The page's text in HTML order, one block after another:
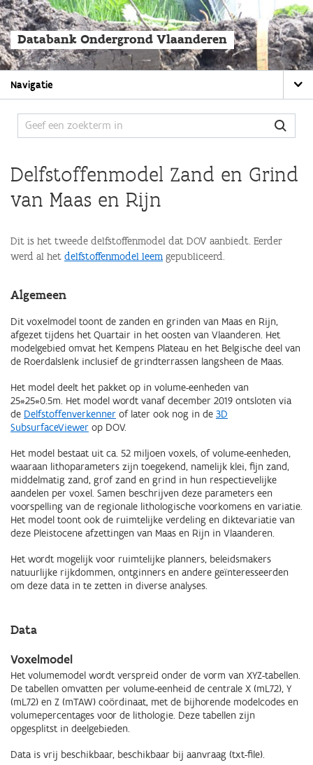
Overslaan
en
naar
de
algemene
inhoud
Databank Ondergrond Vlaanderen
Main
navigation
Navigatie
Delfstoffenmodel Zand en Grind
van Maas en Rijn
Dit is het tweede delfstoffenmodel dat DOV aanbiedt. Eerder
werd al het delfstoffenmodel leem gepubliceerd.
Algemeen
Dit voxelmodel toont de zanden en grinden van Maas en Rijn,
afgezet tijdens het Quartair in het oosten van Vlaanderen. Het
modelgebied omvat het Kempens Plateau en het Belgische deel van
de Roerdalslenk inclusief de grindterrassen langsheen de Maas.
Het model deelt het pakket op in volume-eenheden van
25*25*0.5m. Het model wordt vanaf december 2019 ontsloten via
de Delfstoffenverkenner of later ook nog in de 3D
SubsurfaceViewer op DOV.
Het model bestaat uit ca. 52 miljoen voxels, of volume-eenheden,
waaraan lithoparameters zijn toegekend, namelijk klei, fijn zand,
middelmatig zand, grof zand en grind in hun respectievelijke
aandelen per voxel. Samen beschrijven deze parameters een
voorspelling van de regionale lithologische voorkomens en variatie.
Het model toont ook de ruimtelijke verdeling en diktevariatie van
deze Pleistocene afzettingen van Maas en Rijn in Vlaanderen.
Het wordt mogelijk voor ruimtelijke planners, beleidsmakers
natuurlijke rijkdommen, ontginners en andere geïnteresseerden
om deze data in te zetten in diverse analyses.
Data
Voxelmodel
Het volumemodel wordt verspreid onder de vorm van XYZ-tabellen.
De tabellen omvatten per volume-eenheid de centrale X (mL72), Y
(mL72) en Z (mTAW) coördinaat, met de bijhorende modelcodes en
volumepercentages voor de lithologie. Deze tabellen zijn
opgesplitst in deelgebieden.
Data is vrij beschikbaar, beschikbaar bij aanvraag (txt-file).